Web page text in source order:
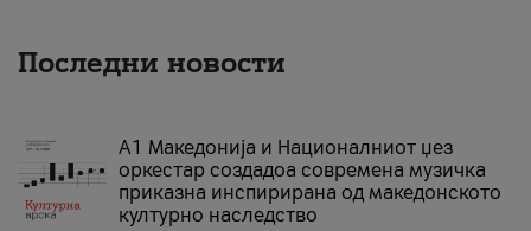
Последни новости
А1 Македонија и Националниот џез
оркестар создадоа современа музичка
приказна инспирирана од македонското
културно наследство